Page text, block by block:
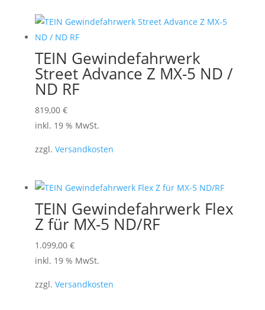
TEIN Gewindefahrwerk
Street Advance Z MX-5 ND /
ND RF
819,00 €
inkl. 19 % MwSt.
zzgl. Versandkosten
TEIN Gewindefahrwerk Flex
Z für MX-5 ND/RF
1.099,00 €
inkl. 19 % MwSt.
zzgl. Versandkosten